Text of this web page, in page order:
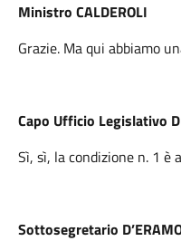
Ministro CALDEROLI
Grazie. Ma qui abbiamo
Capo Ufficio Legislativo
Sì, sì, la condizione n. 1 è
Sottosegretario